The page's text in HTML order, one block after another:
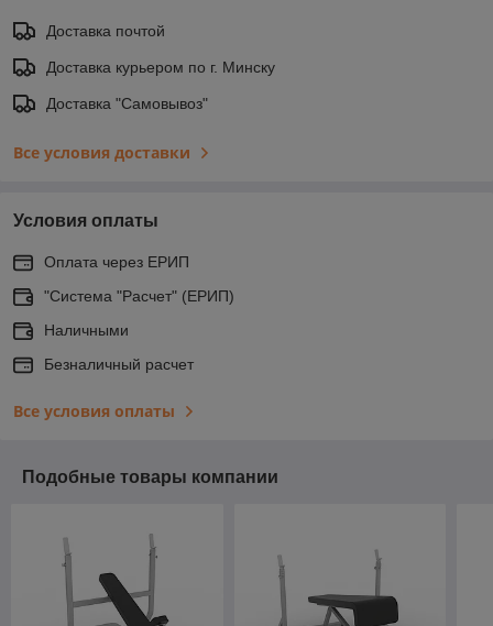
Доставка почтой
Доставка курьером по г. Минску
Доставка "Самовывоз"
Все условия доставки
Условия оплаты
Оплата через ЕРИП
"Система "Расчет" (ЕРИП)
Наличными
Безналичный расчет
Все условия оплаты
Подобные товары компании